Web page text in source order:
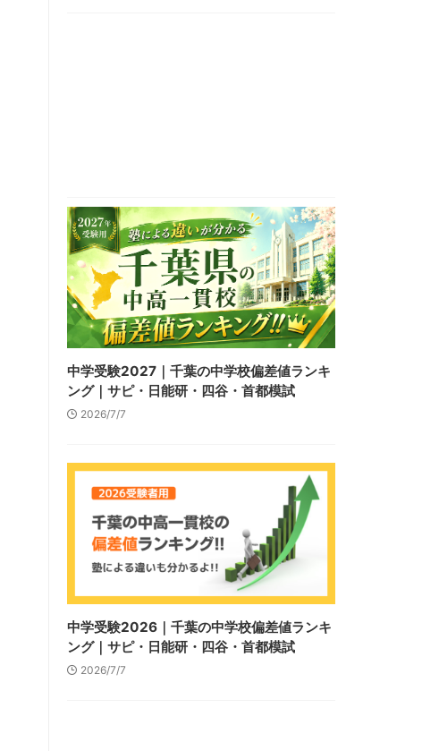
中学受験2027｜千葉の中学校偏差値ランキ
ング｜サピ・日能研・四谷・首都模試
2026/7/7
中学受験2026｜千葉の中学校偏差値ランキ
ング｜サピ・日能研・四谷・首都模試
2026/7/7